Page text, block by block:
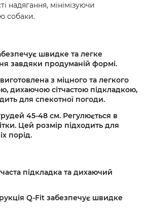
надягання, мінімізуючи
собаки.
швидке та легке
завдяки продуманій формі.
з міцного та легкого
дихаючою сітчастою підкладкою,
для спекотної погоди.
45-48 см. Регулюється в
Цей розмір підходить для
порід.
підкладка та дихаючий
Q-Fit забезпечує швидке